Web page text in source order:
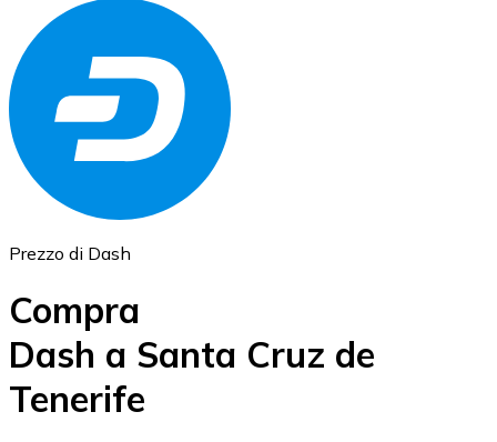
Ethereum
ETH
USD Coin
Prezzo di Dash
Compra
Dash a Santa Cruz de
Tenerife